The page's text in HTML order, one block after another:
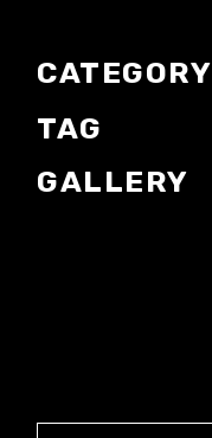
CATEGORY
TAG
GALLERY